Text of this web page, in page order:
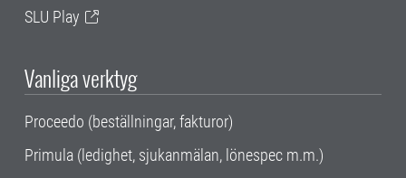
SLU Play
Vanliga verktyg
Proceedo (beställningar, fakturor)
Primula (ledighet, sjukanmälan, lönespec m.m.)